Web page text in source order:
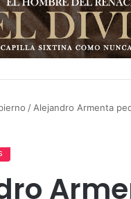
/Alejandro Armenta